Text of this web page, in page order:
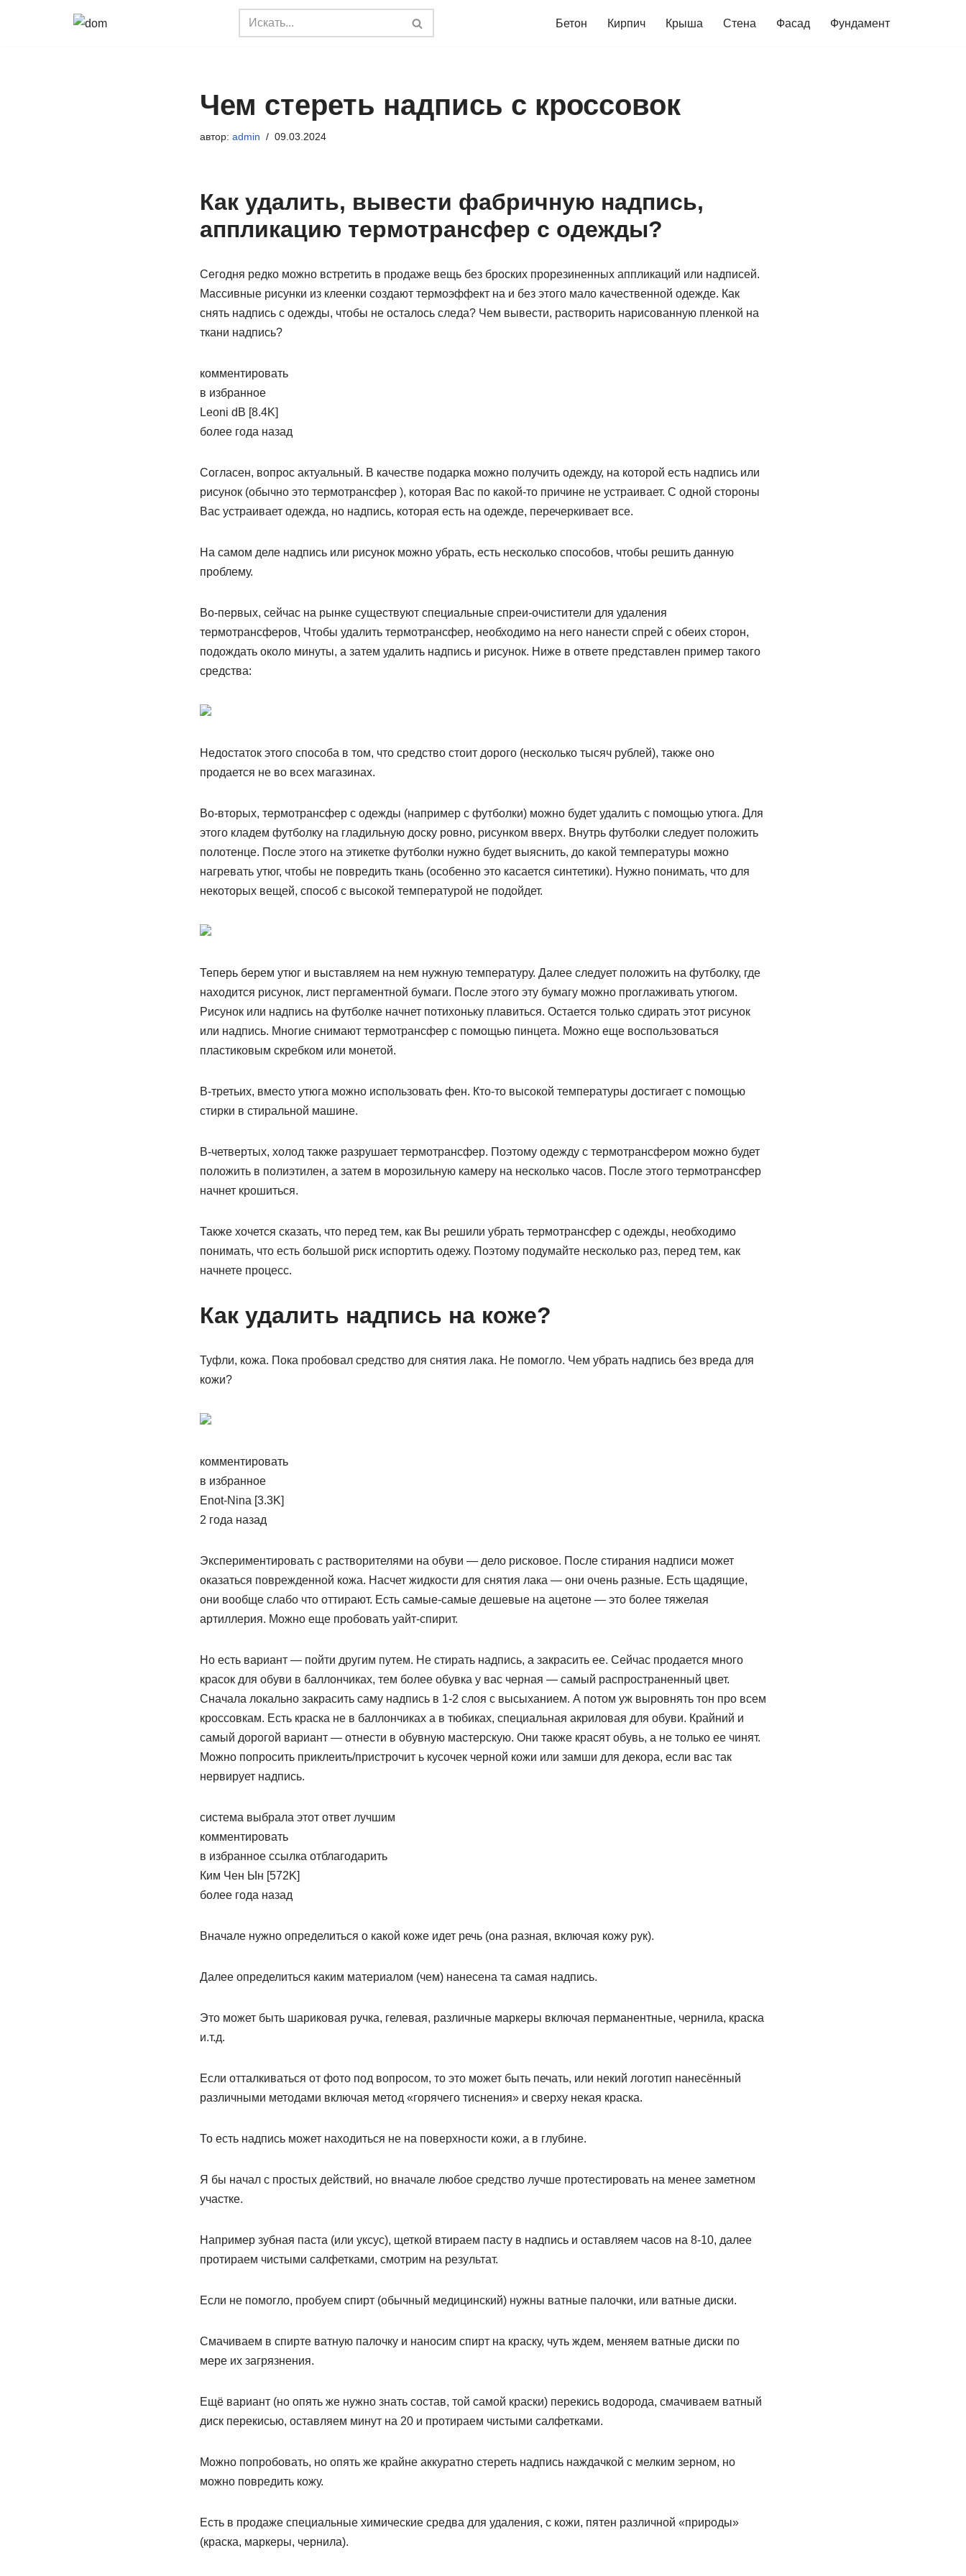
Бетон Кирпич Крыша Стена Фасад Фундамент
Чем стереть надпись с кроссовок
автор: admin 09.03.2024
Как удалить, вывести фабричную надпись,
аппликацию термотрансфер с одежды?
Сегодня редко можно встретить в продаже вещь без броских прорезиненных аппликаций или надписей.
Массивные рисунки из клеенки создают термоэффект на и без этого мало качественной одежде. Как
снять надпись с одежды, чтобы не осталось следа? Чем вывести, растворить нарисованную пленкой на
ткани надпись?
комментировать
в избранное
Leoni­ dB [8.4K]
более года назад
Согласен, вопрос актуальный. В качестве подарка можно получить одежду, на которой есть надпись или
рисунок (обычно это термотрансфер ), которая Вас по какой-то причине не устраивает. С одной стороны
Вас устраивает одежда, но надпись, которая есть на одежде, перечеркивает все.
На самом деле надпись или рисунок можно убрать, есть несколько способов, чтобы решить данную
проблему.
Во-первых, сейчас на рынке существуют специальные спреи-очистители для удаления
термотрансферов, Чтобы удалить термотрансфер, необходимо на него нанести спрей с обеих сторон,
подождать около минуты, а затем удалить надпись и рисунок. Ниже в ответе представлен пример такого
средства:
Недостаток этого способа в том, что средство стоит дорого (несколько тысяч рублей), также оно
продается не во всех магазинах.
Во-вторых, термотрансфер с одежды (например с футболки) можно будет удалить с помощью утюга. Для
этого кладем футболку на гладильную доску ровно, рисунком вверх. Внутрь футболки следует положить
полотенце. После этого на этикетке футболки нужно будет выяснить, до какой температуры можно
нагревать утюг, чтобы не повредить ткань (особенно это касается синтетики). Нужно понимать, что для
некоторых вещей, способ с высокой температурой не подойдет.
Теперь берем утюг и выставляем на нем нужную температуру. Далее следует положить на футболку, где
находится рисунок, лист пергаментной бумаги. После этого эту бумагу можно проглаживать утюгом.
Рисунок или надпись на футболке начнет потихоньку плавиться. Остается только сдирать этот рисунок
или надпись. Многие снимают термотрансфер с помощью пинцета. Можно еще воспользоваться
пластиковым скребком или монетой.
В-третьих, вместо утюга можно использовать фен. Кто-то высокой температуры достигает с помощью
стирки в стиральной машине.
В-четвертых, холод также разрушает термотрансфер. Поэтому одежду с термотрансфером можно будет
положить в полиэтилен, а затем в морозильную камеру на несколько часов. После этого термотрансфер
начнет крошиться.
Также хочется сказать, что перед тем, как Вы решили убрать термотрансфер с одежды, необходимо
понимать, что есть большой риск испортить одежу. Поэтому подумайте несколько раз, перед тем, как
начнете процесс.
Как удалить надпись на коже?
Туфли, кожа. Пока пробовал средство для снятия лака. Не помогло. Чем убрать надпись без вреда для
кожи?
комментировать
в избранное
Enot-Nina [3.3K]
2 года назад
Экспериментировать с растворителями на обуви — дело рисковое. После стирания надписи может
оказаться поврежденной кожа. Насчет жидкости для снятия лака — они очень разные. Есть щадящие,
они вообще слабо что оттирают. Есть самые-самые дешевые на ацетоне — это более тяжелая
артиллерия. Можно еще пробовать уайт-спирит.
Но есть вариант — пойти другим путем. Не стирать надпись, а закрасить ее. Сейчас продается много
красок для обуви в баллончиках, тем более обувка у вас черная — самый распространенный цвет.
Сначала локально закрасить саму надпись в 1-2 слоя с высыханием. А потом уж выровнять тон про всем
кроссовкам. Есть краска не в баллончиках а в тюбиках, специальная акриловая для обуви. Крайний и
самый дорогой вариант — отнести в обувную мастерскую. Они также красят обувь, а не только ее чинят.
Можно попросить приклеить/пристрочит­ ь кусочек черной кожи или замши для декора, если вас так
нервирует надпись.
система выбрала этот ответ лучшим
комментировать
в избранное ссылка отблагодарить
Ким Чен Ын [572K]
более года назад
Вначале нужно определиться о какой коже идет речь (она разная, включая кожу рук).
Далее определиться каким материалом (чем) нанесена та самая надпись.
Это может быть шариковая ручка, гелевая, различные маркеры включая перманентные, чернила, краска
и.т.д.
Если отталкиваться от фото под вопросом, то это может быть печать, или некий логотип нанесённый
различными методами включая метод «горячего тиснения» и сверху некая краска.
То есть надпись может находиться не на поверхности кожи, а в глубине.
Я бы начал с простых действий, но вначале любое средство лучше протестировать на менее заметном
участке.
Например зубная паста (или уксус), щеткой втираем пасту в надпись и оставляем часов на 8-10, далее
протираем чистыми салфетками, смотрим на результат.
Если не помогло, пробуем спирт (обычный медицинский) нужны ватные палочки, или ватные диски.
Смачиваем в спирте ватную палочку и наносим спирт на краску, чуть ждем, меняем ватные диски по
мере их загрязнения.
Ещё вариант (но опять же нужно знать состав, той самой краски) перекись водорода, смачиваем ватный
диск перекисью, оставляем минут на 20 и протираем чистыми салфетками.
Можно попробовать, но опять же крайне аккуратно стереть надпись наждачкой с мелким зерном, но
можно повредить кожу.
Есть в продаже специальные химические средва для удаления, с кожи, пятен различной «природы»
(краска, маркеры, чернила).